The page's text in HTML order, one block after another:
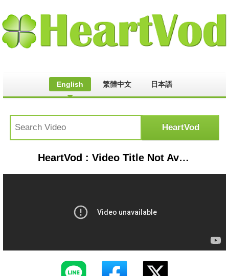
English 繁體中文 日本語
HeartVod : Video Title Not Available